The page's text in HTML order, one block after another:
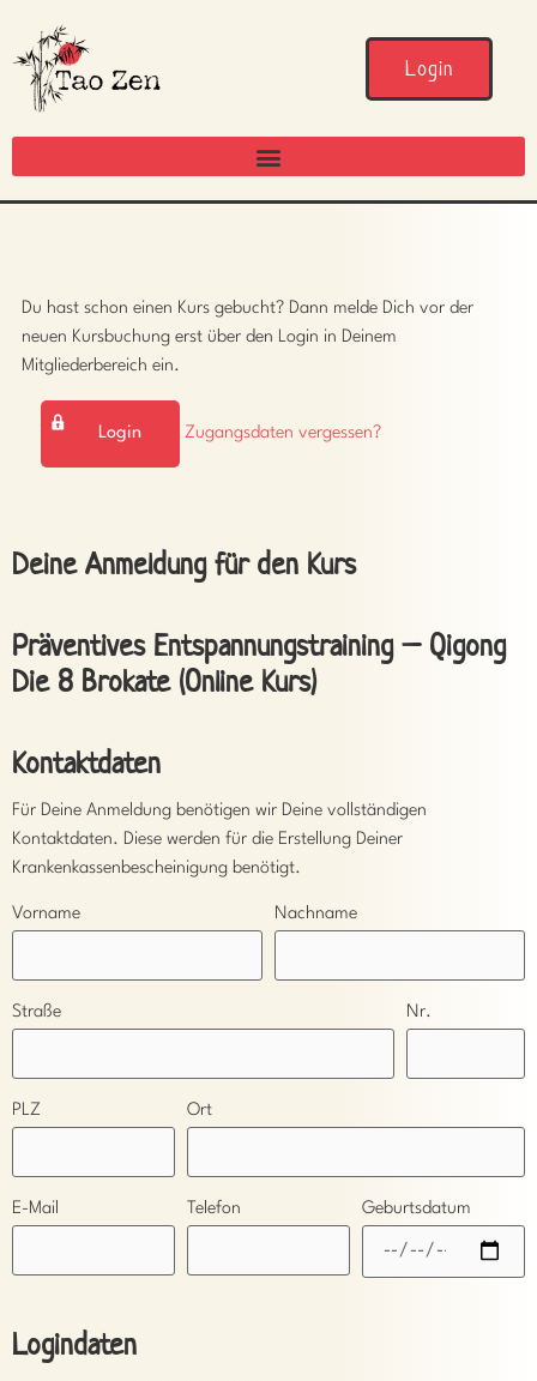
Login
Du hast schon einen Kurs gebucht? Dann melde Dich vor der
neuen Kursbuchung erst über den Login in Deinem
Mitgliederbereich ein.
Login Zugangsdaten vergessen?
Deine Anmeldung für den Kurs
Präventives Entspannungstraining – Qigong
Die 8 Brokate (Online Kurs)
Kontaktdaten
Für Deine Anmeldung benötigen wir Deine vollständigen
Kontaktdaten. Diese werden für die Erstellung Deiner
Krankenkassenbescheinigung benötigt.
Vorname Nachname
Straße Nr.
PLZ Ort
E-Mail Telefon Geburtsdatum
Logindaten